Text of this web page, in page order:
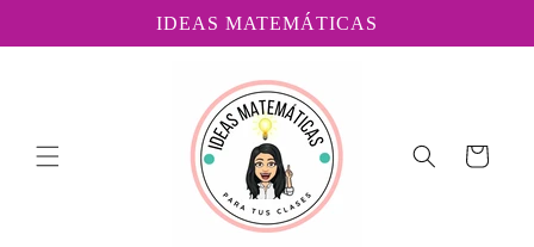
al contenido
IDEAS MATEMÁTICAS
Carrito